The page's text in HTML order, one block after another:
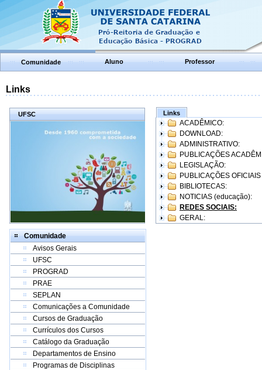
Comunidade Aluno Professor
Links
UFSC
Comunidade
Avisos Gerais
UFSC
PROGRAD
PRAE
SEPLAN
Comunicações a Comunidade
Cursos de Graduação
Currículos dos Cursos
Catálogo da Graduação
Departamentos de Ensino
Programas de Disciplinas
Links
ACADÊMICO:
DOWNLOAD:
ADMINISTRATIVO:
PUBLICAÇÕES
LEGISLAÇÃO:
PUBLICAÇÕES
BIBLIOTECAS:
NOTICIAS (educação):
REDES SOCIAIS:
GERAL: